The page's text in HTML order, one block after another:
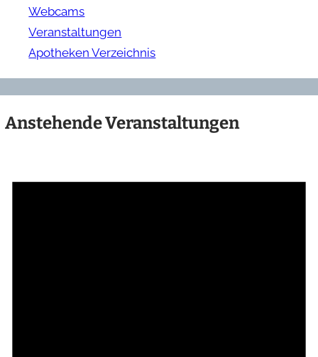
Webcams
Veranstaltungen
Apotheken Verzeichnis
Anstehende Veranstaltungen